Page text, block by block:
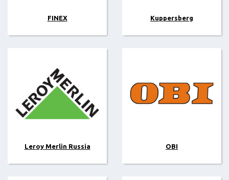
FINEX Kuppersberg
Leroy Merlin Russia OBI